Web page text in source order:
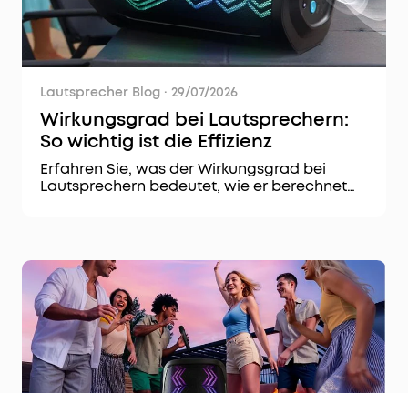
Lautsprecher Blog · 29/07/2026
Wirkungsgrad bei Lautsprechern:
So wichtig ist die Effizienz
Erfahren Sie, was der Wirkungsgrad bei
Lautsprechern bedeutet, wie er berechnet